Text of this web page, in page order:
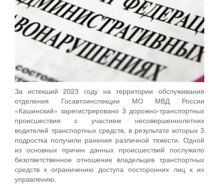
За истекший 2023 году на территории обслуживания
отделения Госавтоинспекции МО МВД России
«Кашинский» зарегистрировано 3 дорожно-транспортных
происшествия с участием несовершеннолетних
водителей транспортных средств, в результате которых 3
подростка получили ранения различной тяжести. Одной
из основных причин данных происшествий послужило
безответственное отношение владельцев транспортных
средств к ограничению доступа посторонних лиц к их
управлению.